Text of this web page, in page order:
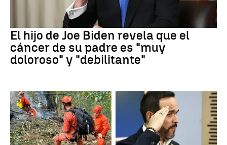
El hijo de Joe Biden revela que el
cáncer de su padre es "muy
doloroso" y "debilitante"